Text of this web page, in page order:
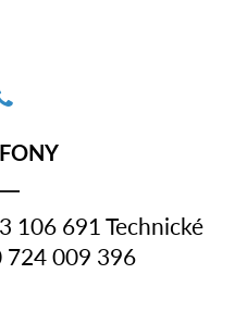
106 691 Technické
724 009 396